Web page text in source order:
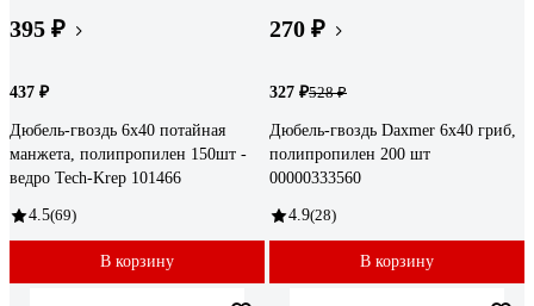
395 ₽
437 ₽
Дюбель-гвоздь 6х40 потайная
манжета, полипропилен 150шт -
ведро Tech-Krep 101466
4.5(69)
В корзину
270 ₽
327 ₽528 ₽
Дюбель-гвоздь Daxmer 6х40 гриб,
полипропилен 200 шт
00000333560
4.9(28)
В корзину